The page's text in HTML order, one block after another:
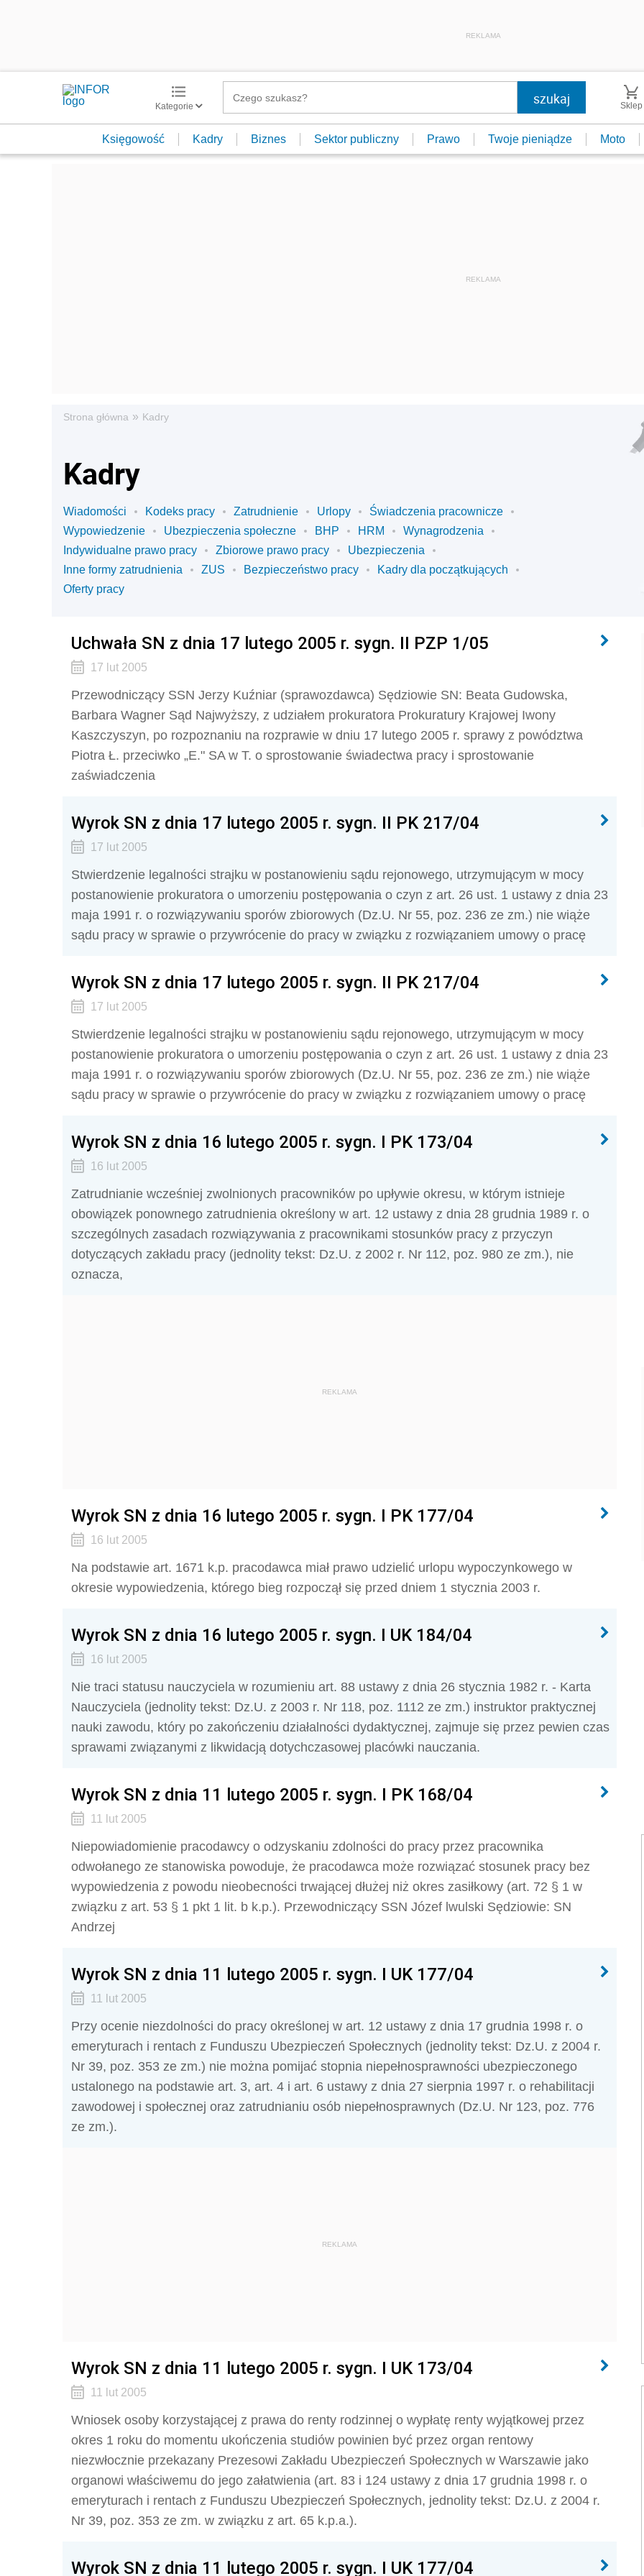
REKLAMA
Kategorie Sklep
Księgowość Kadry Biznes Sektor publiczny Prawo Twoje pieniądze Moto
Strona główna » Kadry
Kadry
Wiadomości Kodeks pracy Zatrudnienie Urlopy
Świadczenia pracownicze
Wypowiedzenie
Ubezpieczenia społeczne BHP HRM
Wynagrodzenia
Indywidualne prawo pracy
Zbiorowe prawo pracy
Ubezpieczenia
Inne formy zatrudnienia
ZUS Bezpieczeństwo pracy
Kadry dla początkujących
Oferty pracy
Uchwała SN z dnia 17 lutego 2005 r. sygn. II PZP 1/05
17 lut 2005
Przewodniczący SSN Jerzy Kuźniar (sprawozdawca) Sędziowie SN: Beata Gudowska,
Barbara Wagner Sąd Najwyższy, z udziałem prokuratora Prokuratury Krajowej Iwony
Kaszczyszyn, po rozpoznaniu na rozprawie w dniu 17 lutego 2005 r. sprawy z powództwa
Piotra Ł. przeciwko „E." SA w T. o sprostowanie świadectwa pracy i sprostowanie
zaświadczenia
Wyrok SN z dnia 17 lutego 2005 r. sygn. II PK 217/04
17 lut 2005
Stwierdzenie legalności strajku w postanowieniu sądu rejonowego, utrzymującym w mocy
postanowienie prokuratora o umorzeniu postępowania o czyn z art. 26 ust. 1 ustawy z dnia 23
maja 1991 r. o rozwiązywaniu sporów zbiorowych (Dz.U. Nr 55, poz. 236 ze zm.) nie wiąże
sądu pracy w sprawie o przywrócenie do pracy w związku z rozwiązaniem umowy o pracę
Wyrok SN z dnia 17 lutego 2005 r. sygn. II PK 217/04
17 lut 2005
Stwierdzenie legalności strajku w postanowieniu sądu rejonowego, utrzymującym w mocy
postanowienie prokuratora o umorzeniu postępowania o czyn z art. 26 ust. 1 ustawy z dnia 23
maja 1991 r. o rozwiązywaniu sporów zbiorowych (Dz.U. Nr 55, poz. 236 ze zm.) nie wiąże
sądu pracy w sprawie o przywrócenie do pracy w związku z rozwiązaniem umowy o pracę
Wyrok SN z dnia 16 lutego 2005 r. sygn. I PK 173/04
16 lut 2005
Zatrudnianie wcześniej zwolnionych pracowników po upływie okresu, w którym istnieje
obowiązek ponownego zatrudnienia określony w art. 12 ustawy z dnia 28 grudnia 1989 r. o
szczególnych zasadach rozwiązywania z pracownikami stosunków pracy z przyczyn
dotyczących zakładu pracy (jednolity tekst: Dz.U. z 2002 r. Nr 112, poz. 980 ze zm.), nie
oznacza,
REKLAMA
Wyrok SN z dnia 16 lutego 2005 r. sygn. I PK 177/04
16 lut 2005
Na podstawie art. 1671 k.p. pracodawca miał prawo udzielić urlopu wypoczynkowego w
okresie wypowiedzenia, którego bieg rozpoczął się przed dniem 1 stycznia 2003 r.
Wyrok SN z dnia 16 lutego 2005 r. sygn. I UK 184/04
16 lut 2005
Nie traci statusu nauczyciela w rozumieniu art. 88 ustawy z dnia 26 stycznia 1982 r. - Karta
Nauczyciela (jednolity tekst: Dz.U. z 2003 r. Nr 118, poz. 1112 ze zm.) instruktor praktycznej
nauki zawodu, który po zakończeniu działalności dydaktycznej, zajmuje się przez pewien czas
sprawami związanymi z likwidacją dotychczasowej placówki nauczania.
Wyrok SN z dnia 11 lutego 2005 r. sygn. I PK 168/04
11 lut 2005
Niepowiadomienie pracodawcy o odzyskaniu zdolności do pracy przez pracownika
odwołanego ze stanowiska powoduje, że pracodawca może rozwiązać stosunek pracy bez
wypowiedzenia z powodu nieobecności trwającej dłużej niż okres zasiłkowy (art. 72 § 1 w
związku z art. 53 § 1 pkt 1 lit. b k.p.). Przewodniczący SSN Józef lwulski Sędziowie: SN
Andrzej
Wyrok SN z dnia 11 lutego 2005 r. sygn. I UK 177/04
11 lut 2005
Przy ocenie niezdolności do pracy określonej w art. 12 ustawy z dnia 17 grudnia 1998 r. o
emeryturach i rentach z Funduszu Ubezpieczeń Społecznych (jednolity tekst: Dz.U. z 2004 r.
Nr 39, poz. 353 ze zm.) nie można pomijać stopnia niepełnosprawności ubezpieczonego
ustalonego na podstawie art. 3, art. 4 i art. 6 ustawy z dnia 27 sierpnia 1997 r. o rehabilitacji
zawodowej i społecznej oraz zatrudnianiu osób niepełnosprawnych (Dz.U. Nr 123, poz. 776
ze zm.).
REKLAMA
Wyrok SN z dnia 11 lutego 2005 r. sygn. I UK 173/04
11 lut 2005
Wniosek osoby korzystającej z prawa do renty rodzinnej o wypłatę renty wyjątkowej przez
okres 1 roku do momentu ukończenia studiów powinien być przez organ rentowy
niezwłocznie przekazany Prezesowi Zakładu Ubezpieczeń Społecznych w Warszawie jako
organowi właściwemu do jego załatwienia (art. 83 i 124 ustawy z dnia 17 grudnia 1998 r. o
emeryturach i rentach z Funduszu Ubezpieczeń Społecznych, jednolity tekst: Dz.U. z 2004 r.
Nr 39, poz. 353 ze zm. w związku z art. 65 k.p.a.).
Wyrok SN z dnia 11 lutego 2005 r. sygn. I UK 177/04